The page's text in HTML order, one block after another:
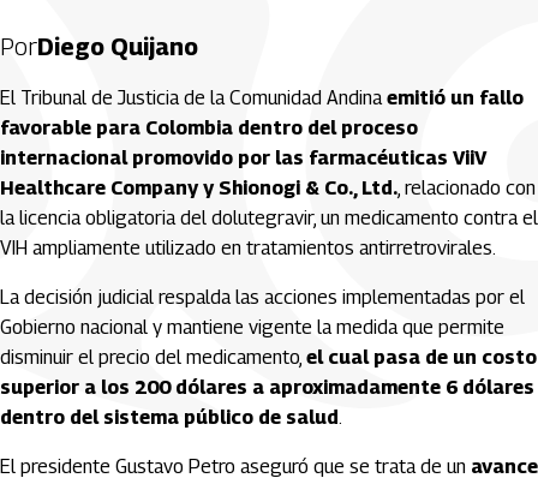
PorDiego Quijano
El Tribunal de Justicia de la Comunidad Andinaemitió un fallo
favorable para Colombia dentro del proceso
internacional promovido por las farmacéuticas ViiV
Healthcare Company y Shionogi & Co., Ltd., relacionado con
la licencia obligatoria del dolutegravir, un medicamento contra el
VIH ampliamente utilizado en tratamientos antirretrovirales.
La decisión judicial respalda las acciones implementadas por el
Gobierno nacional y mantiene vigente la medida que permite
disminuir el precio del medicamento, el cual pasa de un costo
superior a los 200 dólares a aproximadamente 6 dólares
dentro del sistema público de salud.
El presidente Gustavo Petro aseguró que se trata de un avance